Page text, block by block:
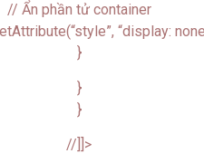
// Ẩn phần tử container
“display:
}
}
}
//]]>